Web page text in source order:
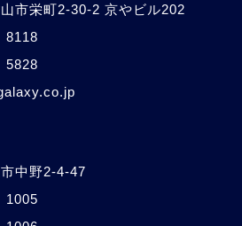
市栄町2-30-2 京やビル202
8118
5828
中野2-4-47
1005